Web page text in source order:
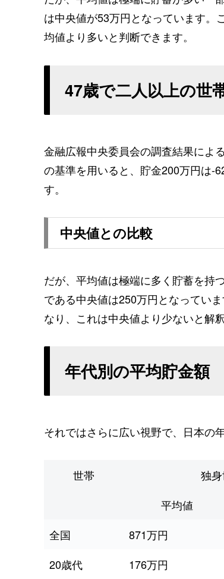
は中央値が53万円となっています。
均値より多いと判断できます。
47歳で二人以上の世
金融広報中央委員会の調査結果によ
の基準を用いると、貯金200万円は-
す。
中央値との比較
だが、平均値は極端に多く貯蓄を持
である中央値は250万円となってい
なり、これは中央値より少ないと解
年代別の平均貯金額
それではさらに広い視野で、日本の
世帯 独
平均値
全国
871万円
20歳代
176万円